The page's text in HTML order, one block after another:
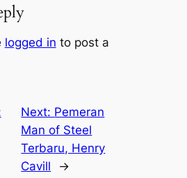
logged in to post a
Next: Pemeran
Man of Steel
Terbaru, Henry
Cavill
→